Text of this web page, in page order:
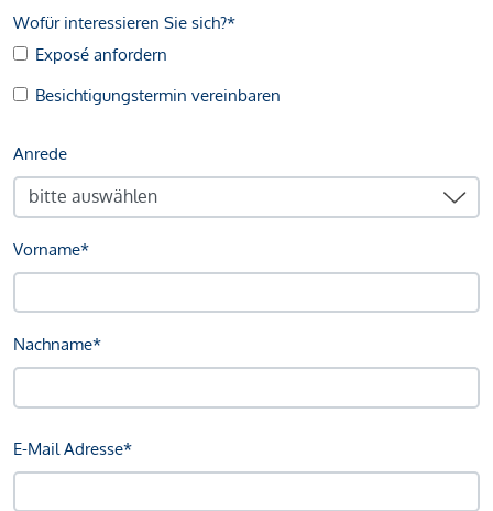
Wofür interessieren Sie sich?*
Exposé anfordern
Besichtigungstermin vereinbaren
Anrede
Vorname*
Nachname*
E-Mail Adresse*